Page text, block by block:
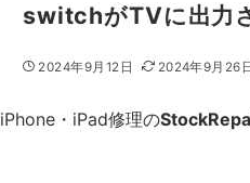
switchがTVに出力
2024年9月12日 2024年9月26日
iPhone・iPad修理の